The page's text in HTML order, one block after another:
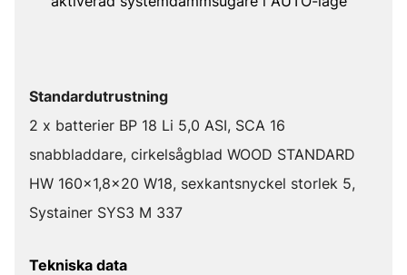
Standardutrustning
2 x batterier BP 18 Li 5,0 ASI, SCA 16
snabbladdare, cirkelsågblad WOOD STANDARD
HW 160x1,8x20 W18, sexkantsnyckel storlek 5,
Systainer SYS3 M 337
Tekniska data